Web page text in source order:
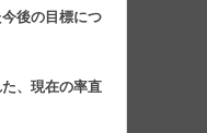
後の目標につ
、現在の率直